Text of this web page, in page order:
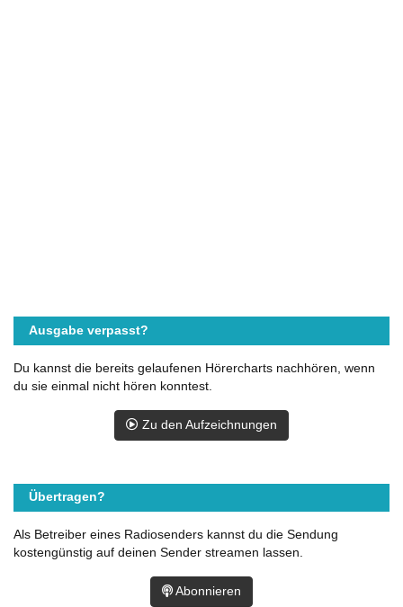
Ausgabe verpasst?
Du kannst die bereits gelaufenen Hörercharts nachhören, wenn
du sie einmal nicht hören konntest.
Zu den Aufzeichnungen
Übertragen?
Als Betreiber eines Radiosenders kannst du die Sendung
kostengünstig auf deinen Sender streamen lassen.
Abonnieren